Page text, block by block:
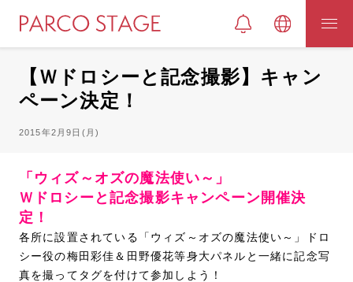
【Ｗドロシーと記念撮影】キャン
ペーン決定！
2015年2月9日(月)
「ウィズ～オズの魔法使い～」
Ｗドロシーと記念撮影キャンペーン開催決
定！
各所に設置されている「ウィズ～オズの魔法使い～」ドロ
シー役の梅田彩佳＆田野優花等身大パネルと一緒に記念写
真を撮ってタグを付けて参加しよう！